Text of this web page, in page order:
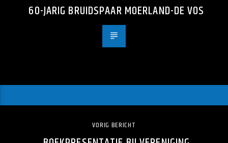
60-JARIG BRUIDSPAAR MOERLAND-DE VOS
VORIG BERICHT